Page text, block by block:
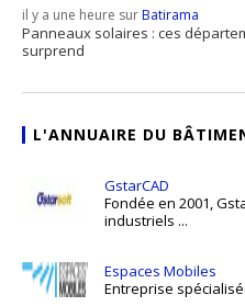
il y a une heure surBatirama
Panneaux solaires : ces
surprend
L'ANNUAIRE DU
GstarCAD
Fondée en 2001,
industriels ...
Espaces Mobiles
Entreprise